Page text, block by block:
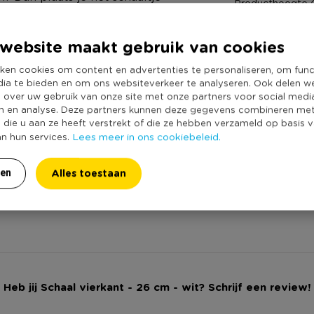
maakt gebruik van cookies
cookies om content en advertenties te personaliseren, om
te bieden en om ons websiteverkeer te analyseren. Ook delen
uw gebruik van onze site met onze partners voor social
en analyse. Deze partners kunnen deze gegevens combineren
u aan ze heeft verstrekt of die ze hebben verzameld op basis
hun services. Lees meer in ons cookiebeleid.
Alles toestaan
ook magnetron-
Productlengte
Vorm
Geschikt voor
Heb jij Schaal vierkant - 26 cm - wit? Schrijf een review!